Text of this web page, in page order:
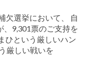
欠選挙において、 自
、9,301票のご支持を
ひという厳しいハン
厳しい戦いを